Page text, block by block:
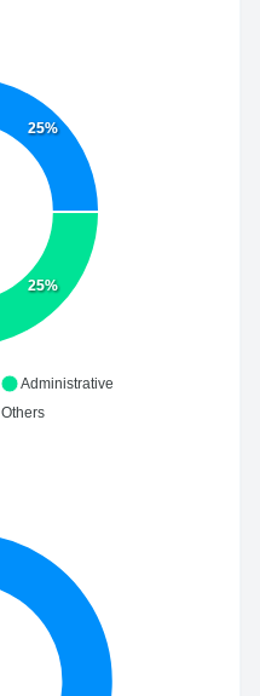
25%
25%
Administrative
Others